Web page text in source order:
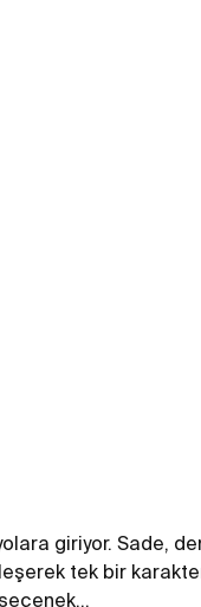
giriyor. Sade,
tek bir